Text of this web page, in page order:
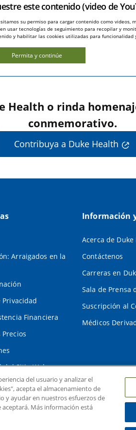
este contenido (video de
su permiso para cargar contenido como videos,
usar tecnologías de seguimiento para recopilar y
y habilitar las cookies utilizadas para funcionalidad
Permita y continúe
Health o rinda
conmemorativo.
Contribuya a Duke Health
Arraigados en la
Privacidad
Financiera
del Sitio Web
Información
Acerca de Duke
Contáctenos
Carreras en
Sala de Prensa
Suscripción al
Médicos
del usuario y analizar el
acepta el almacenamiento de
y ayudar en nuestros esfuerzos de
Más información está